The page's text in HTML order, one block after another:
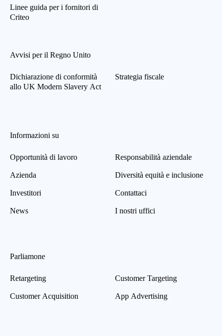
Linee guida per i fornitori di
Criteo
Avvisi per il Regno Unito
Dichiarazione di conformità
allo UK Modern Slavery Act
Strategia fiscale
Informazioni su
Opportunità di lavoro
Azienda
Investitori
News
Responsabilità aziendale
Diversità equità e inclusione
Contattaci
I nostri uffici
Parliamone
Retargeting
Customer Acquisition
Customer Targeting
App Advertising